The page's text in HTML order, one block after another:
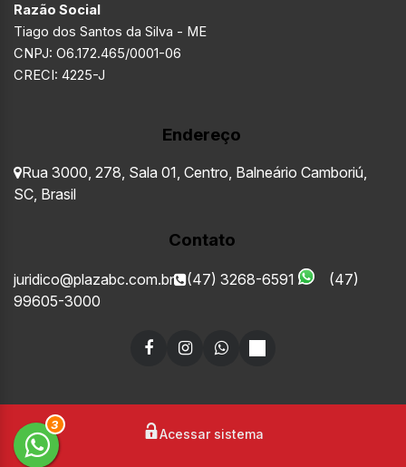
3
Razão Social
Tiago dos Santos da Silva - ME
CNPJ: O6.172.465/0001-06
CRECI: 4225-J
Endereço
Rua 3000 278 Sala 01 Centro Balneário Camboriú
SC Brasil
Contato
juridico@plazabc.com.br (47) 3268-6591
(47)
99605-3000